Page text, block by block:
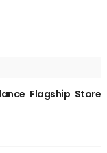
Flagship Store